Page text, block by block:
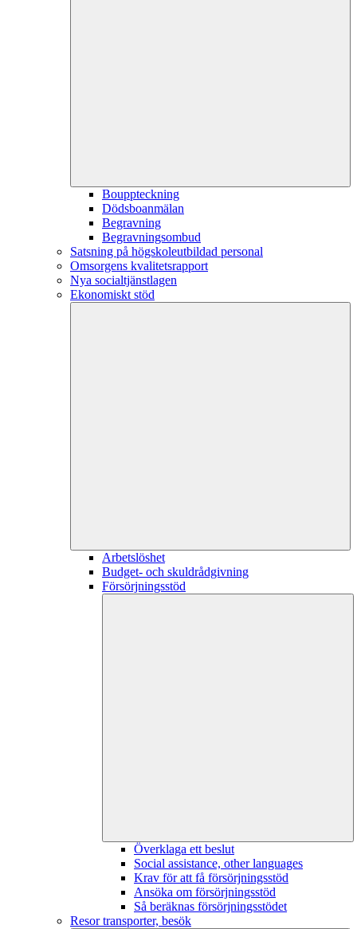
Bouppteckning
Dödsboanmälan
Begravning
Begravningsombud
Satsning på högskoleutbildad personal
Omsorgens kvalitetsrapport
Nya socialtjänstlagen
Ekonomiskt stöd
Arbetslöshet
Budget- och skuldrådgivning
Försörjningsstöd
Överklaga ett beslut
Social assistance, other languages
Krav för att få försörjningsstöd
Ansöka om försörjningsstöd
Så beräknas försörjningsstödet
Resor transporter, besök